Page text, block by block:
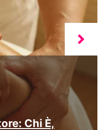
Chi È,